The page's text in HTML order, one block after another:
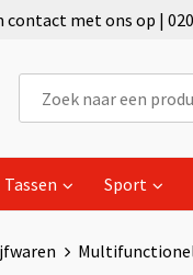
contact met ons op |
Tassen Sport